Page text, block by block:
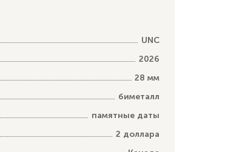
UNC
2026
28 мм
биметалл
памятные даты
2 доллара